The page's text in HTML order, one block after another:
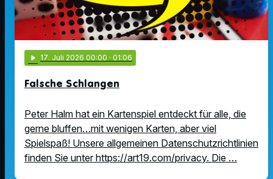
play_arrow 17. Juli 2026 00:00 · 01:06
Falsche Schlangen
Peter Halm hat ein Kartenspiel entdeckt für alle, die
gerne bluffen…mit wenigen Karten, aber viel
Spielspaß! Unsere allgemeinen Datenschutzrichtlinien
finden Sie unter https://art19.com/privacy. Die …